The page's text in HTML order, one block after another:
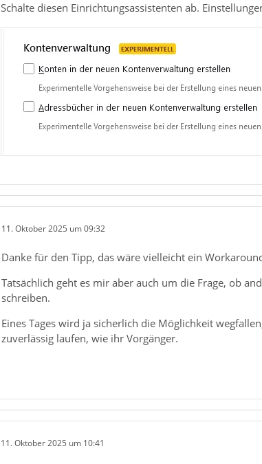
Schalte diesen Einrichtungsassistenten ab.
11. Oktober 2025 um 09:32
Danke für den Tipp, das wäre vielleicht ein
Tatsächlich geht es mir aber auch um die Frage, ob
schreiben.
Eines Tages wird ja sicherlich die Möglichkeit
zuverlässig laufen, wie ihr Vorgänger.
11. Oktober 2025 um 10:41